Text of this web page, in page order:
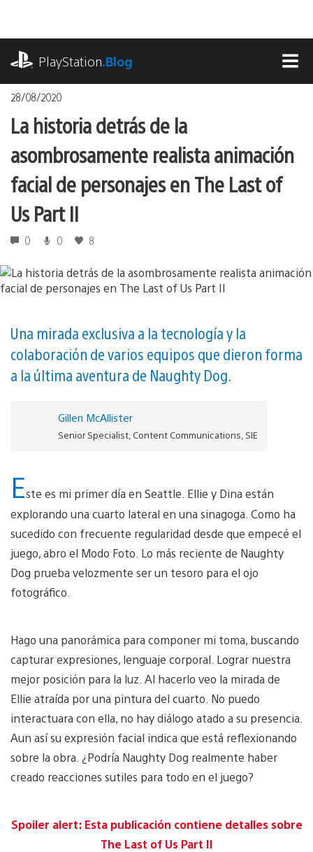
contenido
PlayStation.Blog
28/08/2020
La historia detrás de la
asombrosamente realista animación
facial de personajes en The Last of
Us Part II
0 0 8
Una mirada exclusiva a la tecnología y la
colaboración de varios equipos que dieron forma
a la última aventura de Naughty Dog.
Gillen McAllister
Senior Specialist, Content Communications, SIE
Este es mi primer día en Seattle. Ellie y Dina están
explorando una cuarto lateral en una sinagoga. Como ha
sucedido con frecuente regularidad desde que empecé el
juego, abro el Modo Foto. Lo más reciente de Naughty
Dog prueba velozmente ser un tesoro para el ojo
fotográfico.
Hago una panorámica para componer mi toma, buscando
capturar expresiones, lenguaje corporal. Lograr nuestra
mejor posición para la luz. Al hacerlo veo la mirada de
Ellie atraída por una pintura del cuarto. No puedo
interactuara con ella, no hay diálogo atado a su presencia.
Aun así su expresión facial indica que está reflexionando
sobre la obra. ¿Podría Naughty Dog realmente haber
creado reacciones sutiles para todo en el juego?
Spoiler alert: Esta publicación contiene detalles sobre
The Last of Us Part II